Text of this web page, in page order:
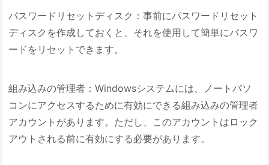
パスワードリセットディスク：事前にパスワードリセット
ディスクを作成しておくと、それを使用して簡単にパスワ
ードをリセットできます。
組み込みの管理者：Windowsシステムには、ノートパソ
コンにアクセスするために有効にできる組み込みの管理者
アカウントがあります。ただし、このアカウントはロック
アウトされる前に有効にする必要があります。